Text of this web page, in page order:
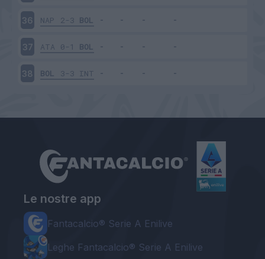
36 NAP 2-3 BOL
37 ATA 0-1 BOL
38 BOL 3-3 INT
Le nostre app
Fantacalcio® Serie A Enilive
Leghe Fantacalcio® Serie A Enilive